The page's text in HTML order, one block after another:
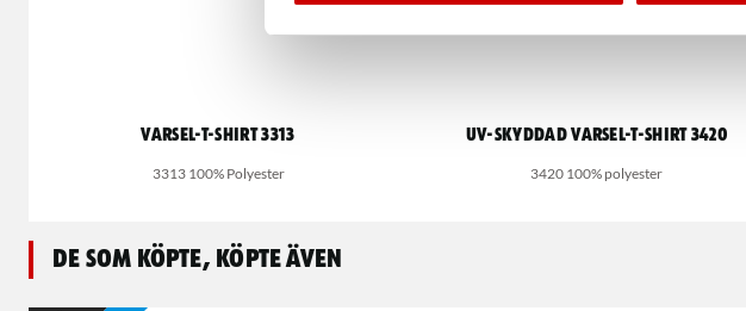
Varsel-T-shirt 3313
3313 100% Polyester
UV-skyddad Varsel-T-shirt 3420
3420 100% polyester
De som köpte, köpte även